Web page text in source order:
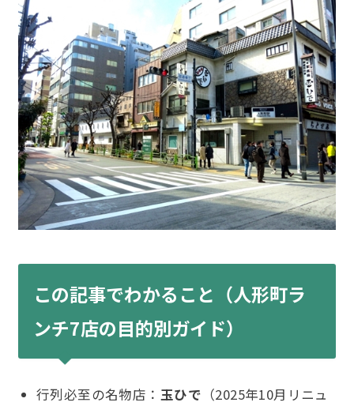
この記事でわかること（人形町ラ
ンチ7店の目的別ガイド）
行列必至の名物店： 玉ひで （2025年10月リニュ